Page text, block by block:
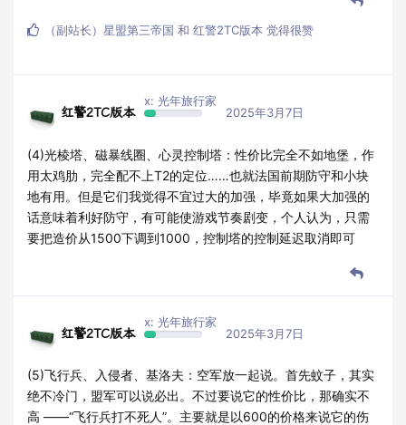
（副站长）星盟第三帝国 和 红警2TC版本 觉得很赞
红警2TC版本
x: 光年旅行家
2025年3月7日
(4)光棱塔、磁暴线圈、心灵控制塔：性价比完全不如地堡，作
用太鸡肋，完全配不上T2的定位……也就法国前期防守和小块
地有用。但是它们我觉得不宜过大的加强，毕竟如果大加强的
话意味着利好防守，有可能使游戏节奏剧变，个人认为，只需
要把造价从1500下调到1000，控制塔的控制延迟取消即可
红警2TC版本
x: 光年旅行家
2025年3月7日
(5)飞行兵、入侵者、基洛夫：空军放一起说。首先蚊子，其实
绝不冷门，盟军可以说必出。不过要说它的性价比，那确实不
高 ——“飞行兵打不死人”。主要就是以600的价格来说它的伤